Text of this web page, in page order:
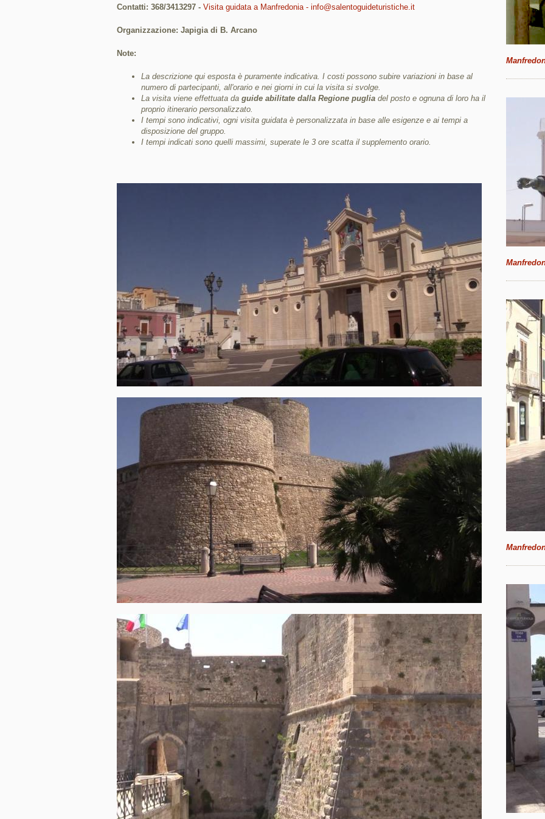
Contatti: 368/3413297 - Visita guidata a Manfredonia - info@salentoguideturistiche.it
Organizzazione: Japigia di B. Arcano
Note:
La descrizione qui esposta è puramente indicativa. I costi possono subire variazioni in base al
numero di partecipanti, all'orario e nei giorni in cui la visita si svolge.
La visita viene effettuata da guide abilitate dalla Regione puglia del posto e ognuna di loro ha il
proprio itinerario personalizzato.
I tempi sono indicativi, ogni visita guidata è personalizzata in base alle esigenze e ai tempi a
disposizione del gruppo.
I tempi indicati sono quelli massimi, superate le 3 ore scatta il supplemento orario.